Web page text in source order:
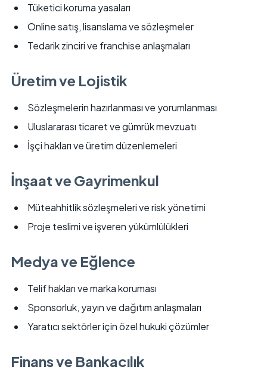
Tüketici koruma yasaları
Online satış, lisanslama ve sözleşmeler
Tedarik zinciri ve franchise anlaşmaları
Üretim ve Lojistik
Sözleşmelerin hazırlanması ve yorumlanması
Uluslararası ticaret ve gümrük mevzuatı
İşçi hakları ve üretim düzenlemeleri
İnşaat ve Gayrimenkul
Müteahhitlik sözleşmeleri ve risk yönetimi
Proje teslimi ve işveren yükümlülükleri
Medya ve Eğlence
Telif hakları ve marka koruması
Sponsorluk, yayın ve dağıtım anlaşmaları
Yaratıcı sektörler için özel hukuki çözümler
Finans ve Bankacılık